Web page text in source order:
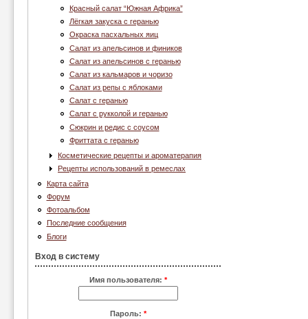
Красный салат “Южная Африка”
Лёгкая закуска с геранью
Окраска пасхальных яиц
Салат из апельсинов и фиников
Салат из апельсинов с геранью
Салат из кальмаров и чоризо
Салат из репы с яблоками
Салат с геранью
Салат с рукколой и геранью
Сюкрин и редис с соусом
Фриттата с геранью
Косметические рецепты и ароматерапия
Рецепты использований в ремеслах
Карта сайта
Форум
Фотоальбом
Последние сообщения
Блоги
Вход в систему
Имя пользователя: *
Пароль: *